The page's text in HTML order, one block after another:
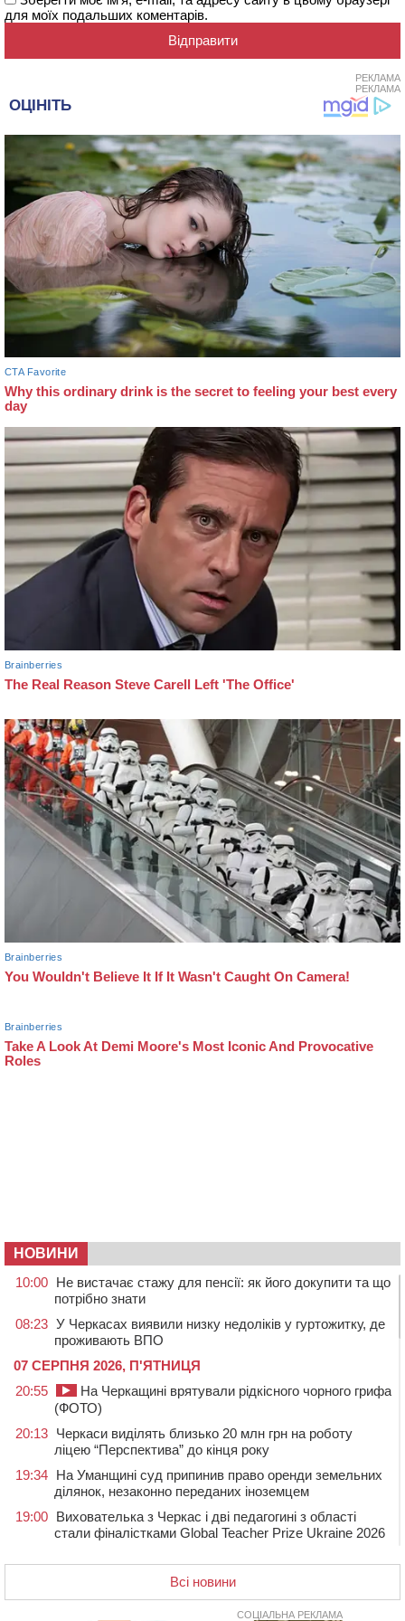
для моїх подальших коментарів.
РЕКЛАМА
РЕКЛАМА
НОВИНИ
10:00 Не вистачає стажу для пенсії: як його докупити та що
потрібно знати
08:23 У Черкасах виявили низку недоліків у гуртожитку, де
проживають ВПО
07 СЕРПНЯ 2026, П'ЯТНИЦЯ
20:55
На Черкащині врятували рідкісного чорного грифа
(ФОТО)
20:13 Черкаси виділять близько 20 млн грн на роботу
ліцею “Перспектива” до кінця року
19:34 На Уманщині суд припинив право оренди земельних
ділянок, незаконно переданих іноземцем
19:00 Вихователька з Черкас і дві педагогині з області
стали фіналістками Global Teacher Prize Ukraine 2026
закрили сезон літнього табору для людей поважного
Всі новини
СОЦІАЛЬНА РЕКЛАМА